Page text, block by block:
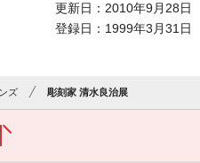
更新日：2010年9月28日
登録日：1999年3月31日
ズ 彫刻家 清水良治展